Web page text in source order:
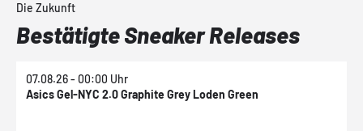
Die Zukunft
Bestätigte Sneaker Releases
07.08.26 - 00:00 Uhr
Asics Gel-NYC 2.0 Graphite Grey Loden Green